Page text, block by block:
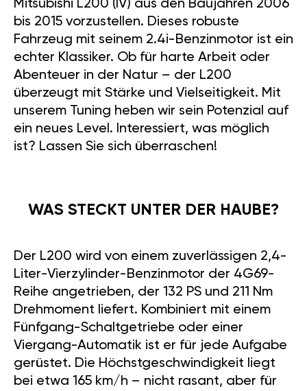
Mitsubishi L200 (IV) aus den Baujahren 2006
bis 2015 vorzustellen. Dieses robuste
Fahrzeug mit seinem 2.4i-Benzinmotor ist ein
echter Klassiker. Ob für harte Arbeit oder
Abenteuer in der Natur – der L200
überzeugt mit Stärke und Vielseitigkeit. Mit
unserem Tuning heben wir sein Potenzial auf
ein neues Level. Interessiert, was möglich
ist? Lassen Sie sich überraschen!
WAS STECKT UNTER DER HAUBE?
Der L200 wird von einem zuverlässigen 2,4-
Liter-Vierzylinder-Benzinmotor der 4G69-
Reihe angetrieben, der 132 PS und 211 Nm
Drehmoment liefert. Kombiniert mit einem
Fünfgang-Schaltgetriebe oder einer
Viergang-Automatik ist er für jede Aufgabe
gerüstet. Die Höchstgeschwindigkeit liegt
bei etwa 165 km/h – nicht rasant, aber für